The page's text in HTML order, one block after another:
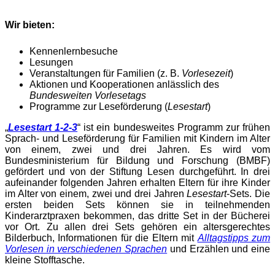
Wir bieten:
Kennenlernbesuche
Lesungen
Veranstaltungen für Familien (z. B. Vorlesezeit)
Aktionen und Kooperationen anlässlich des
Bundesweiten Vorlesetags
Programme zur Leseförderung (Lesestart)
„Lesestart 1-2-3“ ist ein bundesweites Programm zur frühen
Sprach- und Leseförderung für Familien mit Kindern im Alter
von einem, zwei und drei Jahren. Es wird vom
Bundesministerium für Bildung und Forschung (BMBF)
gefördert und von der Stiftung Lesen durchgeführt. In drei
aufeinander folgenden Jahren erhalten Eltern für ihre Kinder
im Alter von einem, zwei und drei JahrenLesestart-Sets. Die
ersten beiden Sets können sie in teilnehmenden
Kinderarztpraxen bekommen, das dritte Set in der Bücherei
vor Ort. Zu allen drei Sets gehören ein altersgerechtes
Bilderbuch, Informationen für die Eltern mit Alltagstipps zum
Vorlesen in verschiedenen Sprachen und Erzählen und eine
kleine Stofftasche.